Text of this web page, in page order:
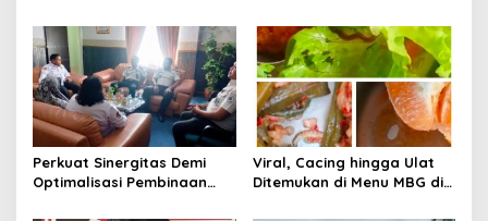
Dibebaskan
Perkuat Sinergitas Demi
Optimalisasi Pembinaan
Viral, Cacing hingga Ulat
Ditemukan di Menu MBG di